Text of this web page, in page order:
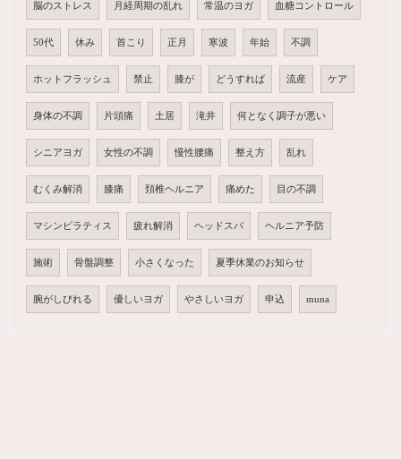
脳のストレス 月経周期の乱れ 常温のヨガ 血糖コントロール
50代 休み 首こり 正月 寒波 年始 不調
ホットフラッシュ 禁止 膝が どうすれば 流産 ケア
身体の不調 片頭痛 土居 滝井 何となく調子が悪い
シニアヨガ 女性の不調 慢性腰痛 整え方 乱れ
むくみ解消 膝痛 頚椎ヘルニア 痛めた 目の不調
マシンピラティス 疲れ解消 ヘッドスパ ヘルニア予防
施術 骨盤調整 小さくなった 夏季休業のお知らせ
腕がしびれる 優しいヨガ やさしいヨガ 申込 muna